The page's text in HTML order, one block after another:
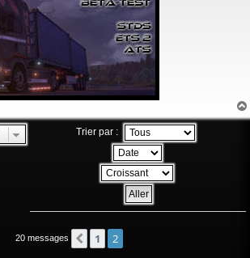
Trier par :
20 messages Précédente
1 2